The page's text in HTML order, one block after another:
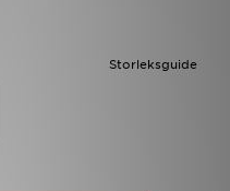
Storleksguide